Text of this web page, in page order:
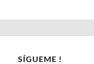
SÍGUEME !